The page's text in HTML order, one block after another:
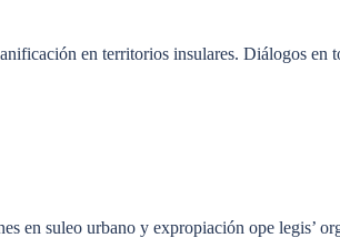
en territorios insulares. Diálogos en
en suleo urbano y expropiación ope legis’